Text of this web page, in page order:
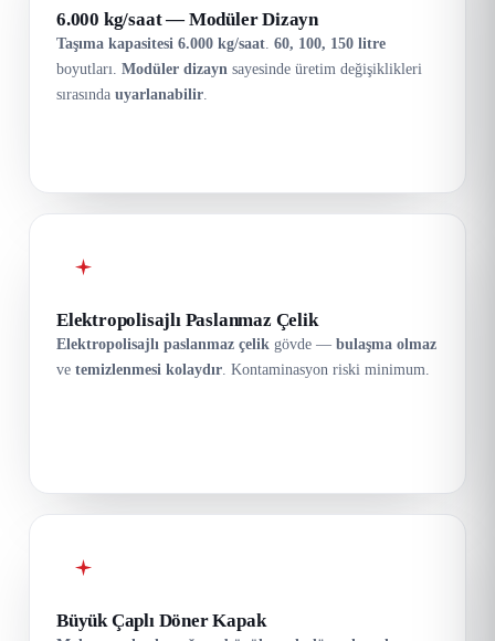
6.000 kg/saat — Modüler Dizayn
Taşıma kapasitesi 6.000 kg/saat 60, 100, 150 litre
boyutları. Modüler dizayn sayesinde üretim değişiklikleri
sırasında uyarlanabilir
Elektropolisajlı Paslanmaz Çelik
Elektropolisajlı paslanmaz çelik gövde — bulaşma olmaz
ve temizlenmesi kolaydır . Kontaminasyon riski minimum.
Büyük Çaplı Döner Kapak